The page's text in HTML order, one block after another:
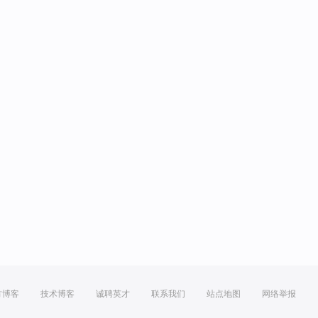
博客 技术博客 诚聘英才 联系我们 站点地图 网络举报